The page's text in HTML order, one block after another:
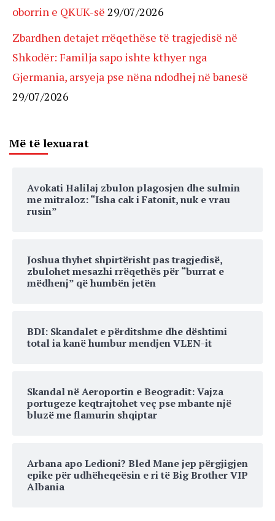
oborrin e QKUK-së 29/07/2026
Zbardhen detajet rrëqethëse të tragjedisë në
Shkodër: Familja sapo ishte kthyer nga
Gjermania, arsyeja pse nëna ndodhej në banesë
29/07/2026
Më të lexuarat
Avokati Halilaj zbulon plagosjen dhe sulmin
me mitraloz: “Isha cak i Fatonit, nuk e vrau
rusin”
Joshua thyhet shpirtërisht pas tragjedisë,
zbulohet mesazhi rrëqethës për “burrat e
mëdhenj” që humbën jetën
BDI: Skandalet e përditshme dhe dështimi
total ia kanë humbur mendjen VLEN-it
Skandal në Aeroportin e Beogradit: Vajza
portugeze keqtrajtohet veç pse mbante një
bluzë me flamurin shqiptar
Arbana apo Ledioni? Bled Mane jep përgjigjen
epike për udhëheqeësin e ri të Big Brother VIP
Albania